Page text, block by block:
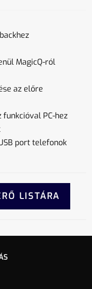
MagicQ-ról
az előre
PC-hez
port telefonok
LISTÁRA